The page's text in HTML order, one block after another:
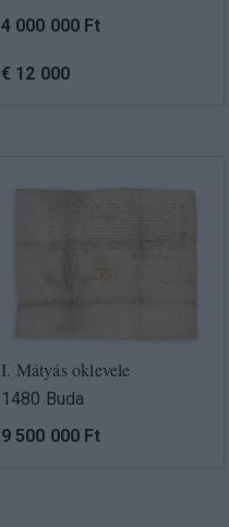
4 000 000 Ft
€ 12 000
I. Mátyás oklevele
1480 Buda
9 500 000 Ft